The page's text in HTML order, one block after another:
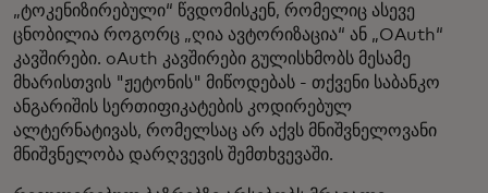
„ტოკენიზირებული“ წვდომისკენ, რომელიც ასევე
ცნობილია როგორც „ღია ავტორიზაცია“ ან „OAuth“
კავშირები. oAuth კავშირები გულისხმობს მესამე
მხარისთვის "ჟეტონის" მიწოდებას - თქვენი საბანკო
ანგარიშის სერთიფიკატების კოდირებულ
ალტერნატივას, რომელსაც არ აქვს მნიშვნელოვანი
მნიშვნელობა დარღვევის შემთხვევაში.